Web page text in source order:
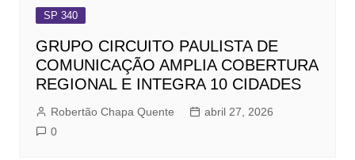
SP 340
GRUPO CIRCUITO PAULISTA DE
COMUNICAÇÃO AMPLIA COBERTURA
REGIONAL E INTEGRA 10 CIDADES
Robertão Chapa Quente
abril 27, 2026
0